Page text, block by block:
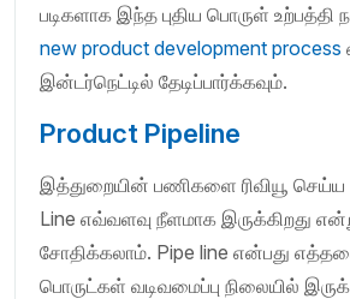
படிகளாக இந்த புதிய பொருள் உற்பத்தி
new product development process
இன்டர்நெட்டில் தேடிப்பார்க்கவும்.
Product Pipeline
இத்துறையின் பணிகளை ரிவியூ செய்ய
Line எவ்வளவு நீளமாக இருக்கிறது
சோதிக்கலாம். Pipe line என்பது
பொருட்கள் வடிவமைப்பு நிலையில்